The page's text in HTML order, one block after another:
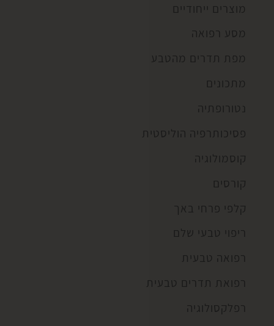
מוצרים ייחודיים
מסע רפואה
מפת תדרים מהטבע
מתכונים
נטורופתיה
פסיכותרפיה הוליסטית
קוסמולוגיה
קורסים
קלפי פרחי באך
ריפוי טבעי שלם
רפואה טבעית
רפואת תדרים טבעית
רפלקסולוגיה